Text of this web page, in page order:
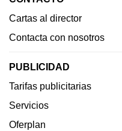
Cartas al director
Contacta con nosotros
PUBLICIDAD
Tarifas publicitarias
Servicios
Oferplan